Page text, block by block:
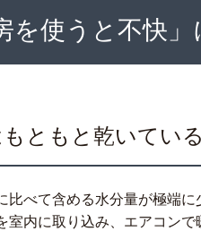
を使うと不快
ともと乾いている
比べて含める水分量が極端に
室内に取り込み、エアコンで